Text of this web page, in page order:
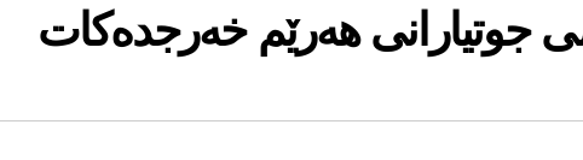
جوتیارانی هەرێم خەرجدەكات